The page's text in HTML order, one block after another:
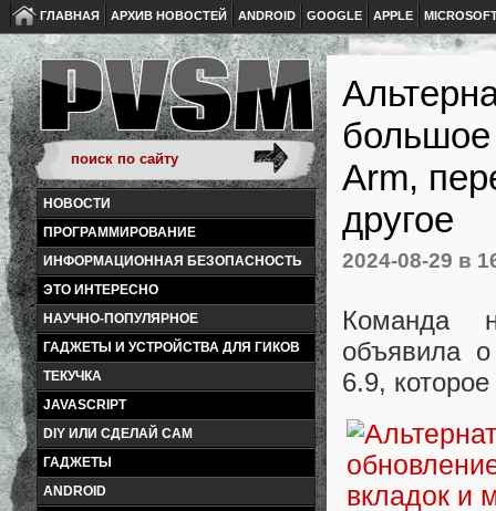
ГЛАВНАЯ АРХИВ НОВОСТЕЙ ANDROID GOOGLE APPLE
НОВОСТИ
ПРОГРАММИРОВАНИЕ
ИНФОРМАЦИОННАЯ БЕЗОПАСНОСТЬ
ЭТО ИНТЕРЕСНО
НАУЧНО-ПОПУЛЯРНОЕ
ГАДЖЕТЫ И УСТРОЙСТВА ДЛЯ ГИКОВ
ТЕКУЧКА
JAVASCRIPT
DIY ИЛИ СДЕЛАЙ САМ
ГАДЖЕТЫ
ANDROID
Arm,
другое
2024-08-29 в
Команда
объявила
6.9,